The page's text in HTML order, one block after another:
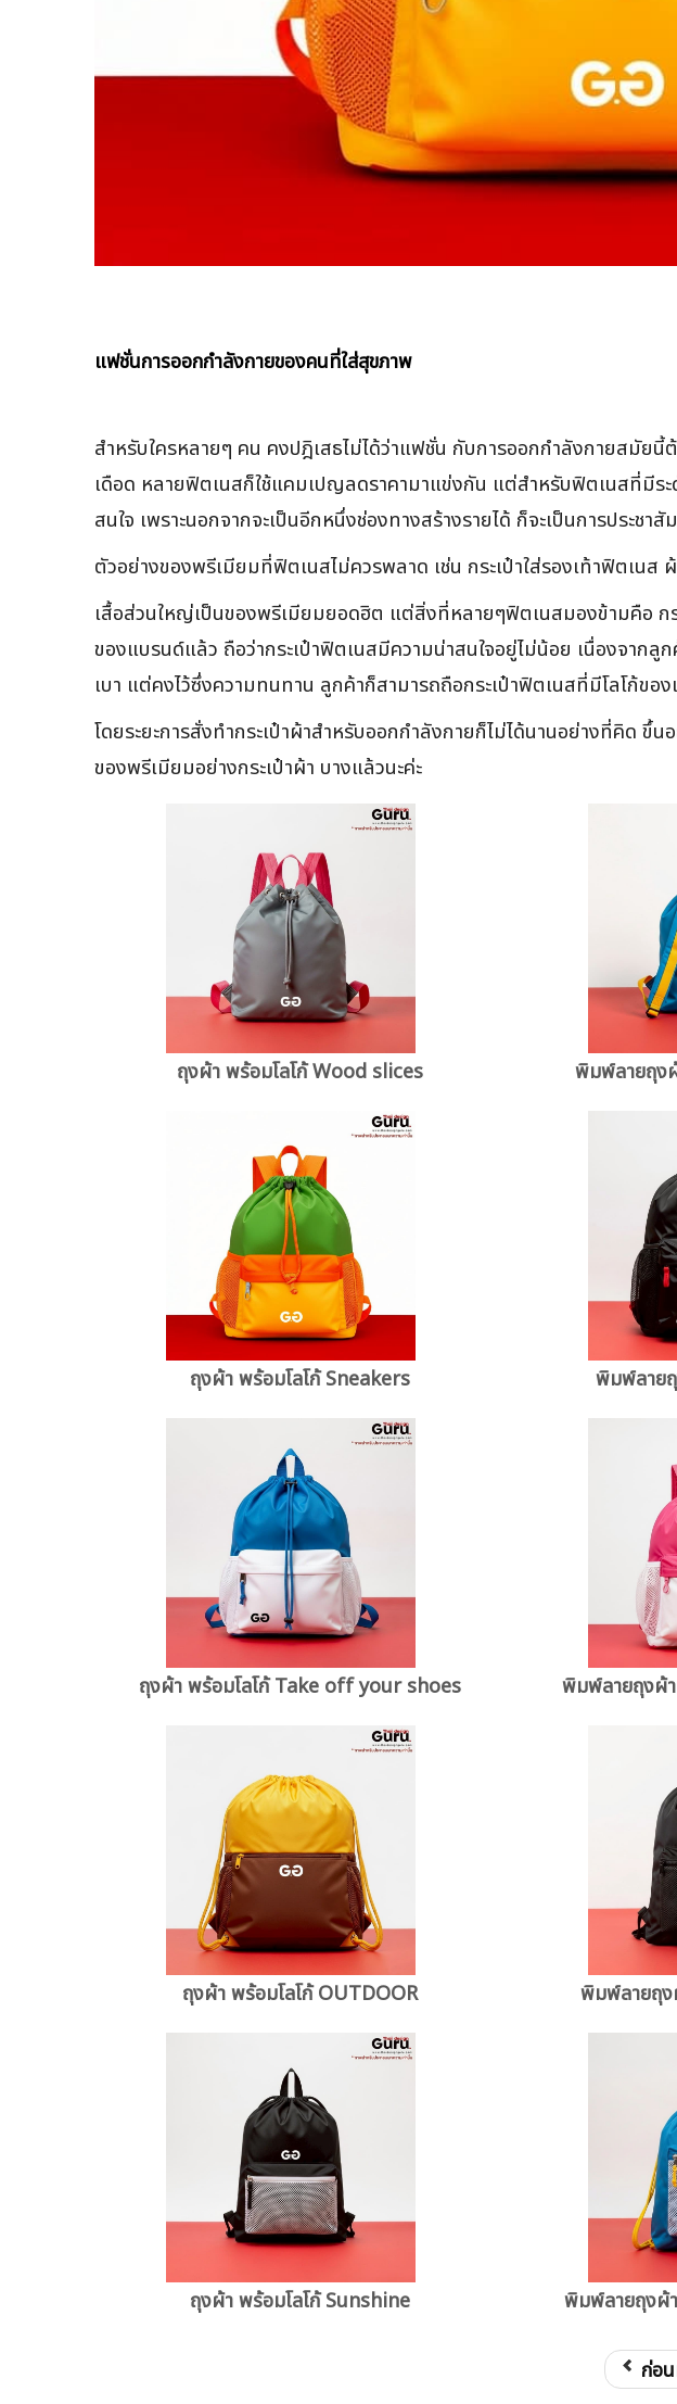
แฟชั่นการออกกำลังกายของคนที่ใส่สุขภาพ
สำหรับใครหลายๆ คน คงปฎิเสธไม่ได้ว่าแฟชั่น กับการออกกำลังกายสมั
เดือด หลายฟิตเนสก็ใช้แคมเปญลดราคามาแข่งกัน แต่สำหรับฟิตเนสที่มี
สนใจ เพราะนอกจากจะเป็นอีกหนึ่งช่องทางสร้างรายได้ ก็จะเป็นการประช
ตัวอย่างของพรีเมียมที่ฟิตเนสไม่ควรพลาด เช่น กระเป๋าใส่รองเท้าฟิตเนส
เสื้อส่วนใหญ่เป็นของพรีเมียมยอดฮิต แต่สิ่งที่หลายๆฟิตเนสมองข้ามคือ ก
ของแบรนด์แล้ว ถือว่ากระเป๋าฟิตเนสมีความน่าสนใจอยู่ไม่น้อย เนื่องจากลู
เบา แต่คงไว้ซึ่งความทนทาน ลูกค้าก็สามารถถือกระเป๋าฟิตเนสที่มีโลโก้ข
โดยระยะการสั่งทำกระเป๋าผ้าสำหรับออกกำลังกายก็ไม่ได้นานอย่างที่คิด
ของพรีเมียมอย่างกระเป๋าผ้า บางแล้วนะค่ะ
ถุงผ้า พร้อมโลโก้ Wood slices พิมพ์ลายถุง
ถุงผ้า พร้อมโลโก้ Sneakers พิมพ์ลาย
ถุงผ้า พร้อมโลโก้ Take off your shoes พิมพ์ลายถุงผ้
ถุงผ้า พร้อมโลโก้ OUTDOOR พิมพ์ลายถุ
ถุงผ้า พร้อมโลโก้ Sunshine พิมพ์ลายถุงผ้
ก่อ